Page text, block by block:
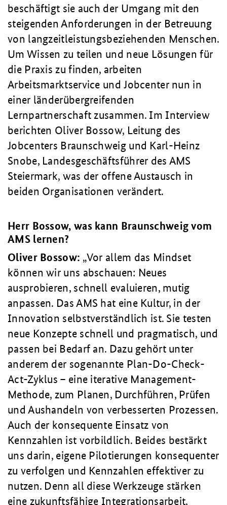
beschäftigt sie auch der Umgang mit den
steigenden Anforderungen in der Betreuung
von langzeitleistungsbeziehenden Menschen.
Um Wissen zu teilen und neue Lösungen für
die Praxis zu finden, arbeiten
Arbeitsmarktservice und Jobcenter nun in
einer länderübergreifenden
Lernpartnerschaft zusammen. Im Interview
berichten Oliver Bossow, Leitung des
Jobcenters Braunschweig und Karl-Heinz
Snobe, Landesgeschäftsführer des AMS
Steiermark, was der offene Austausch in
beiden Organisationen verändert.
Herr Bossow, was kann Braunschweig vom
AMS lernen?
Oliver Bossow: Vor allem das Mindset
können wir uns abschauen: Neues
ausprobieren, schnell evaluieren, mutig
anpassen. Das AMS hat eine Kultur, in der
Innovation selbstverständlich ist. Sie testen
neue Konzepte schnell und pragmatisch, und
passen bei Bedarf an. Dazu gehört unter
anderem der sogenannte Plan-Do-Check-
Act-Zyklus – eine iterative Management-
Methode, zum Planen, Durchführen, Prüfen
und Aushandeln von verbesserten Prozessen.
Auch der konsequente Einsatz von
Kennzahlen ist vorbildlich. Beides bestärkt
uns darin, eigene Pilotierungen konsequenter
zu verfolgen und Kennzahlen effektiver zu
nutzen. Denn all diese Werkzeuge stärken
eine zukunftsfähige Integrationsarbeit,